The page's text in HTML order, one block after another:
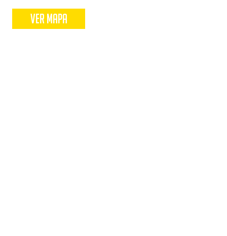
VER MAPA